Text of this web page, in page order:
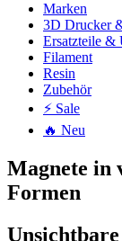
Marken
3D Drucker
Ersatzteile &
Filament
Resin
Zubehör
⚡ Sale
🔥 Neu
Magnete in
Formen